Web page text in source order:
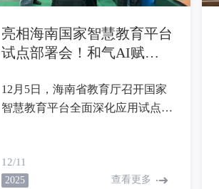
亮相海南国家智慧教育平台
试点部署会！和气AI赋能
12月5日，海南省教育厅召开国家
智慧教育平台全面深化应用试点工
验，统筹部署面向基础教育、职业
教育、高等教育的国家智慧教育平
12/11
2025 查看更多